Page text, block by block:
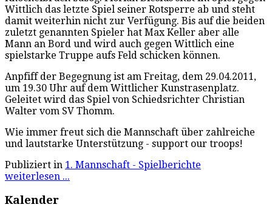
Wittlich das letzte Spiel seiner Rotsperre ab und steht
damit weiterhin nicht zur Verfügung. Bis auf die beiden
zuletzt genannten Spieler hat Max Keller aber alle
Mann an Bord und wird auch gegen Wittlich eine
spielstarke Truppe aufs Feld schicken können.
Anpfiff der Begegnung ist am Freitag, dem 29.04.2011,
um 19.30 Uhr auf dem Wittlicher Kunstrasenplatz.
Geleitet wird das Spiel von Schiedsrichter Christian
Walter vom SV Thomm.
Wie immer freut sich die Mannschaft über zahlreiche
und lautstarke Unterstützung - support our troops!
Publiziert in 1. Mannschaft - Spielberichte
weiterlesen ...
Kalender